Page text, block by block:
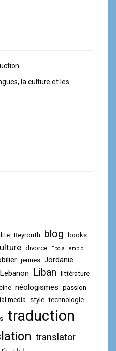
la culture et les
Beyrouth blog books
divorce Ebola emploi
jeunes Jordanie
Lebanon Liban littérature
néologismes passion
media style technologie
traduction
translator